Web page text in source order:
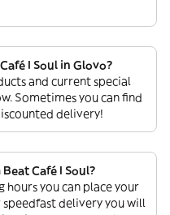
I Soul in Glovo?
and current special
Sometimes you can find
delivery!
Café I Soul?
hours you can place your
delivery you will